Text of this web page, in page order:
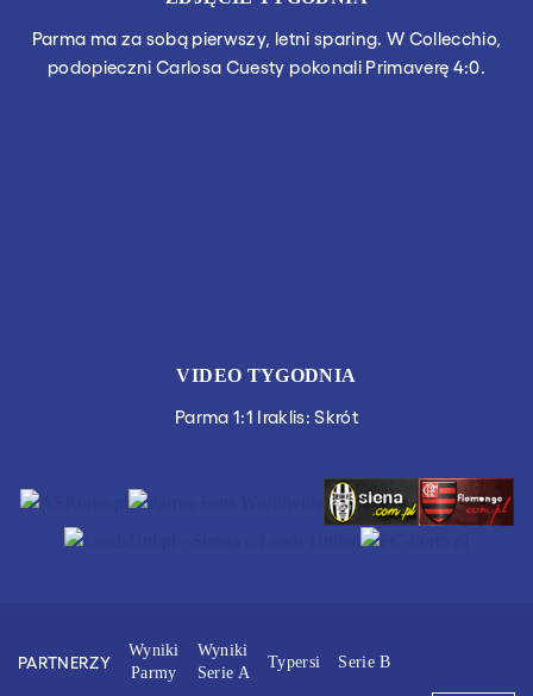
Parma ma za sobą pierwszy, letni sparing. W Collecchio,
podopieczni Carlosa Cuesty pokonali Primaverę 4:0.
VIDEO TYGODNIA
Parma 1:1 Iraklis: Skrót
PARTNERZY
Wyniki
Parmy
Wyniki
Serie A
Typersi Serie B